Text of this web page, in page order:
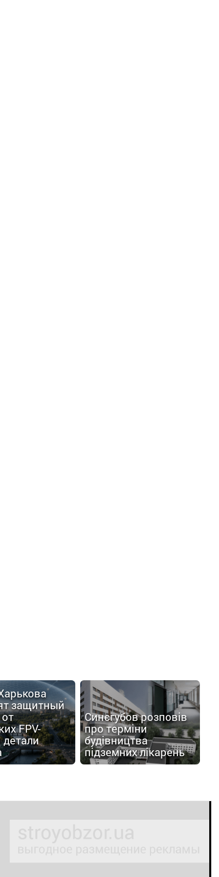
защитный
FPV-
Синєгубов розповів
про терміни
будівництва
підземних лікарень